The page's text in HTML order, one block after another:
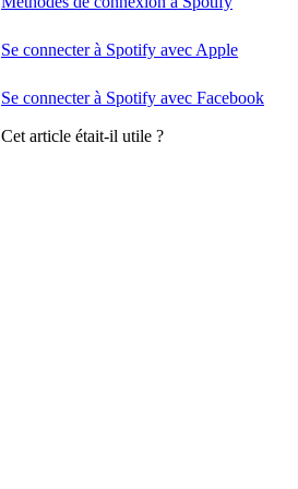
Se connecter à Spotify avec Apple
Se connecter à Spotify avec Facebook
Cet article était-il utile ?